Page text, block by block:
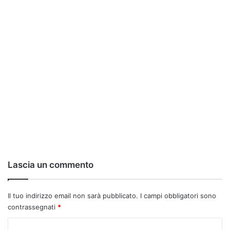
Lascia un commento
Il tuo indirizzo email non sarà pubblicato. I campi obbligatori sono
contrassegnati *